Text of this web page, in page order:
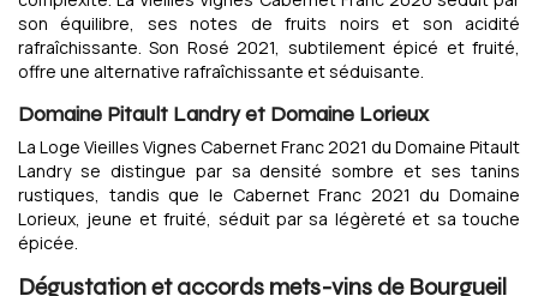
son équilibre, ses notes de fruits noirs et son acidité
rafraîchissante. Son Rosé 2021, subtilement épicé et fruité,
offre une alternative rafraîchissante et séduisante.
Domaine Pitault Landry et Domaine Lorieux
La Loge Vieilles Vignes Cabernet Franc 2021 du Domaine Pitault
Landry se distingue par sa densité sombre et ses tanins
rustiques, tandis que le Cabernet Franc 2021 du Domaine
Lorieux, jeune et fruité, séduit par sa légèreté et sa touche
épicée.
Dégustation et accords mets-vins de Bourgueil